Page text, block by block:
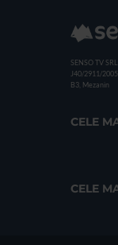
SENSO TV SRL
J40/2911/2005
B3, Mezanin
CELE
CELE